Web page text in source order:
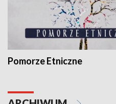
Pomorze Etniczne